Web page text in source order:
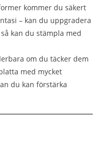
kommer du säkert
– kan du uppgradera
kan du stämpla med
om du täcker dem
med mycket
du kan förstärka